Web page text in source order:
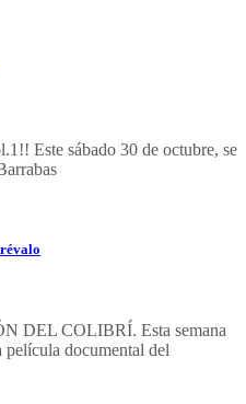
Este sábado 30 de octubre, se
DEL COLIBRÍ. Esta semana
documental del